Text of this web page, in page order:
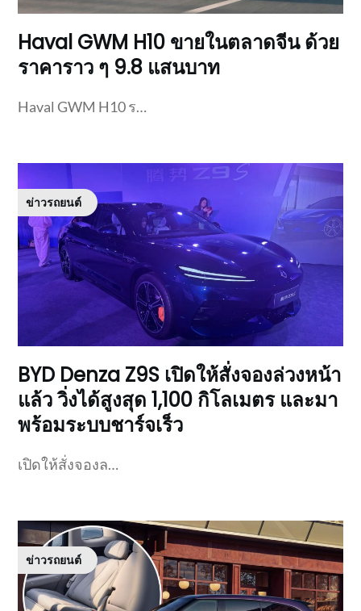
Haval GWM H10 ขายในตลาดจีน ด้วย
ราคาราว ๆ 9.8 แสนบาท
Haval GWM H10 ร…
ข่าวรถยนต์
BYD Denza Z9S เปิดให้สั่งจองล่วงหน้า
แล้ว วิ่งได้สูงสุด 1,100 กิโลเมตร และมา
พร้อมระบบชาร์จเร็ว
เปิดให้สั่งจองล…
ข่าวรถยนต์